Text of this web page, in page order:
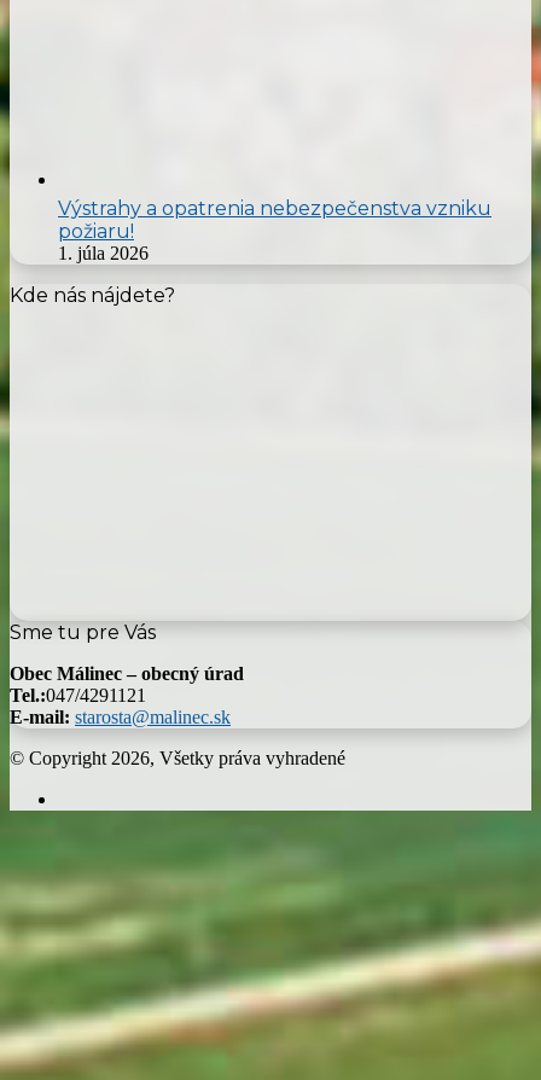
Výstrahy a opatrenia nebezpečenstva vzniku
požiaru!
1. júla 2026
Kde nás nájdete?
Sme tu pre Vás
Obec Málinec – obecný úrad
Tel.:047/4291121
E-mail: starosta@malinec.sk
© Copyright 2026, Všetky práva vyhradené
top